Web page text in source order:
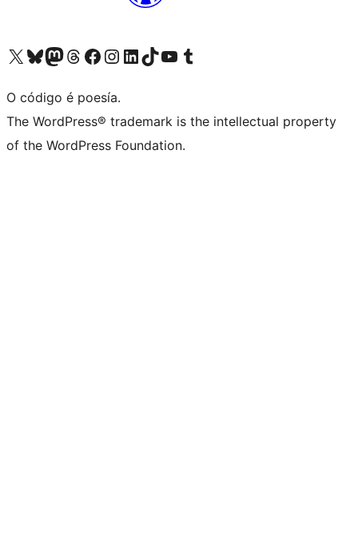
Visita la cuenta de X (anteriormente Twitter)
Visita a nosa conta de Bluesky
Visita a nosa conta de Mastodon
Visita a nosa conta de Threads
Visita a nosa páxina de Facebook
Visita a nosa conta de Instagram
Visita a nosa conta de LinkedIn
Visita a nosa conta de TikTok
Visita a nosa canle de YouTube
Visita a nosa conta de Tumblr
O código é poesía.
The WordPress® trademark is the intellectual property
of the WordPress Foundation.